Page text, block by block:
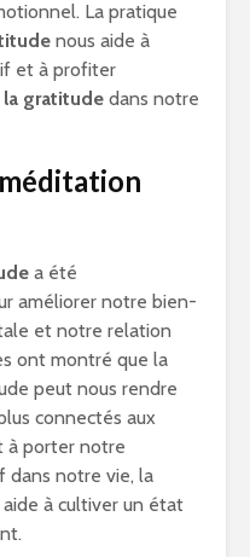
La pratique
nous aide à
et à profiter
gratitude dans notre
a été
améliorer notre bien-
et notre relation
ont montré que la
peut nous rendre
connectés aux
à porter notre
dans notre vie, la
à cultiver un état